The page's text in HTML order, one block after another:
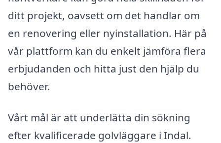
ditt projekt, oavsett om det handlar om
en renovering eller nyinstallation. Här på
vår plattform kan du enkelt jämföra flera
erbjudanden och hitta just den hjälp du
behöver.
Vårt mål är att underlätta din sökning
efter kvalificerade golvläggare i Indal.